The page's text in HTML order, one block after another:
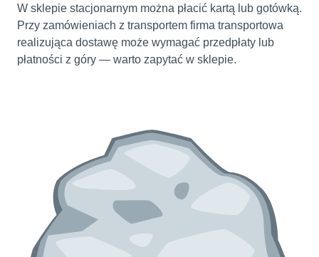
W sklepie stacjonarnym można płacić kartą lub gotówką.
Przy zamówieniach z transportem firma transportowa
realizująca dostawę może wymagać przedpłaty lub
płatności z góry — warto zapytać w sklepie.